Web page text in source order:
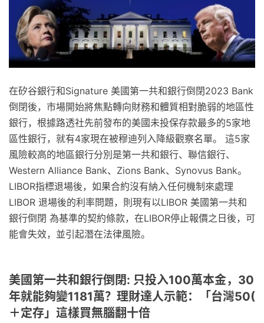
在矽谷銀行和Signature 美國第一共和銀行倒閉2023 Bank
倒閉後，市場開始將焦點轉向財務和體質相對脆弱的地區性
銀行，根據路透社先前發布的美國未投保存款最多的5家地
區性銀行，就有4家現在被穆迪列入降級觀察名單。 這5家
風險較高的地區銀行分別是第一共和銀行、聯信銀行、
Western Alliance Bank、Zions Bank、Synovus Bank。
LIBOR指標退場後，如果合約沒有納入任何機制來處理
LIBOR 退場後的利率問題，則現有以LIBOR 美國第一共和
銀行倒閉 為基準的契約條款，在LIBOR停止報價之日後，可
能會失效，並引起潛在法律風險。
美國第一共和銀行倒閉: 只投入100萬本金，30
年就能夠變1181萬？理財達人示範：「台灣50(
＋定存」這樣買無腦翻十倍